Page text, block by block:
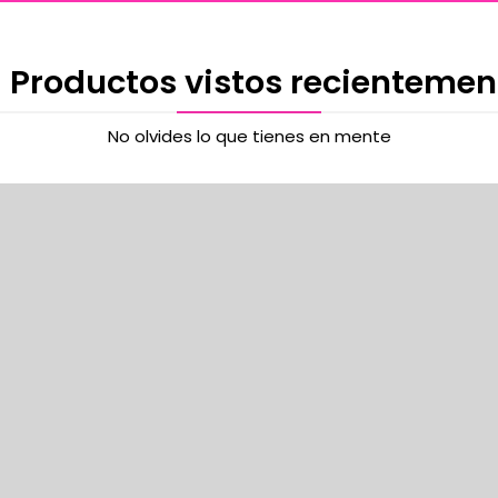
Productos vistos
No olvides lo que tienes en mente